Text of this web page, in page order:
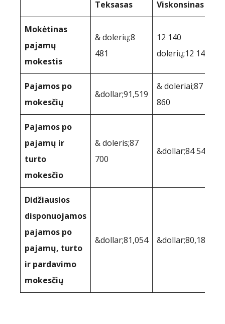
Teksasas Viskonsinas
Mokėtinas
pajamų
mokestis
& dolerių;8
481
12 140
dolerių;12 140
Pajamos po
mokesčių
&dollar;91,519
& doleriai;87
860
Pajamos po
pajamų ir
turto
mokesčio
& doleris;87
700
&dollar;84 541
Didžiausios
disponuojamos
pajamos po
pajamų, turto
ir pardavimo
mokesčių
&dollar;81,054 &dollar;80,187